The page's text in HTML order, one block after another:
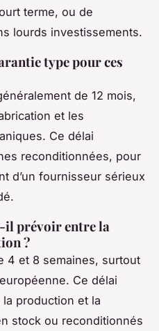
terme, ou de
lourds investissements.
type pour ces
de 12 mois,
et les
Ce délai
reconditionnées, pour
d’un fournisseur sérieux
il prévoir entre la
?
4 et 8 semaines, surtout
Ce délai
production et la
stock ou reconditionnés